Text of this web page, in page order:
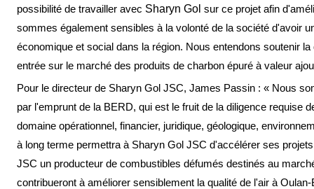
possibilité de travailler avec Sharyn Gol sur ce projet afin
sommes également sensibles à la volonté de la société d'avoir
économique et social dans la région. Nous entendons soutenir
entrée sur le marché des produits de charbon épuré à valeur
Pour le directeur de Sharyn Gol JSC, James Passin : « Nous
par l'emprunt de la BERD, qui est le fruit de la diligence requise
domaine opérationnel, financier, juridique, géologique,
à long terme permettra à Sharyn Gol JSC d'accélérer ses
JSC un producteur de combustibles défumés destinés au
contribueront à améliorer sensiblement la qualité de l'air à